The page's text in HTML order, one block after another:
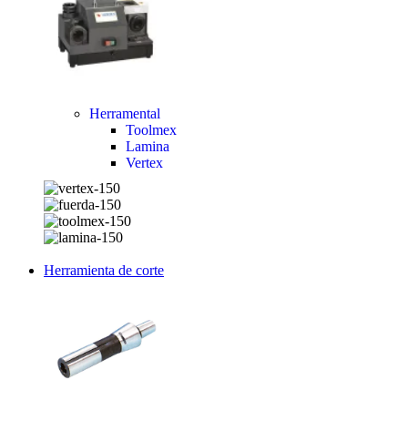
Herramental
Toolmex
Lamina
Vertex
Herramienta de corte